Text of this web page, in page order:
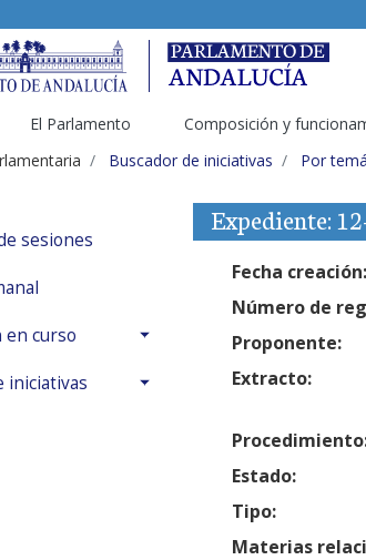
El Parlamento Composición y
Buscador de iniciativas Por
sesiones
en curso
iniciativas
Expediente:
Fecha creación:
Número de
Proponente:
Extracto:
Estado:
Tipo:
Materias